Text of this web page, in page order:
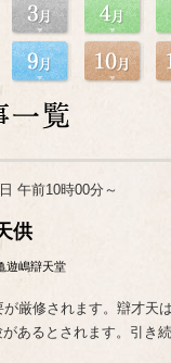
午前10時00分～
供
遊嶋辯天堂
厳修されます。辯才天
あるとされます。引き